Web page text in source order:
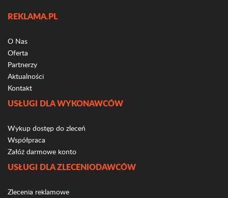
REKLAMA.PL
O Nas
Oferta
Partnerzy
Aktualności
Kontakt
USŁUGI DLA WYKONAWCÓW
Wykup dostęp do zleceń
Współpraca
Załóż darmowe konto
USŁUGI DLA ZLECENIODAWCÓW
Zlecenia reklamowe